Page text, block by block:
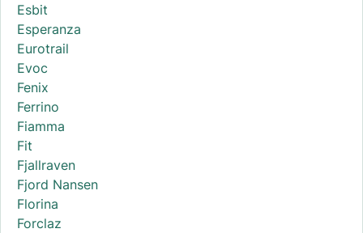
Esbit
Esperanza
Eurotrail
Evoc
Fenix
Ferrino
Fiamma
Fit
Fjallraven
Fjord Nansen
Florina
Forclaz